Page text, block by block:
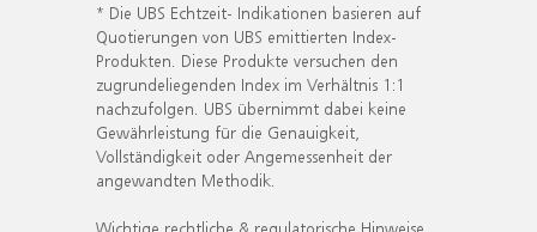
* Die UBS Echtzeit- Indikationen basieren auf
Quotierungen von UBS emittierten Index-
Produkten. Diese Produkte versuchen den
zugrundeliegenden Index im Verhältnis 1:1
nachzufolgen. UBS übernimmt dabei keine
Gewährleistung für die Genauigkeit,
Vollständigkeit oder Angemessenheit der
angewandten Methodik.